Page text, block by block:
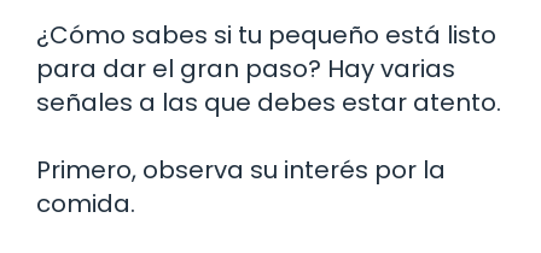
¿Cómo sabes si tu pequeño está listo
para dar el gran paso? Hay varias
señales a las que debes estar atento.
Primero, observa su interés por la
comida.